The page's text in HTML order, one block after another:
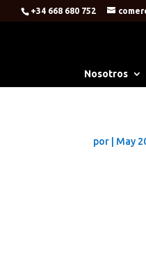
+34 668 680 752
Nosotros
por May